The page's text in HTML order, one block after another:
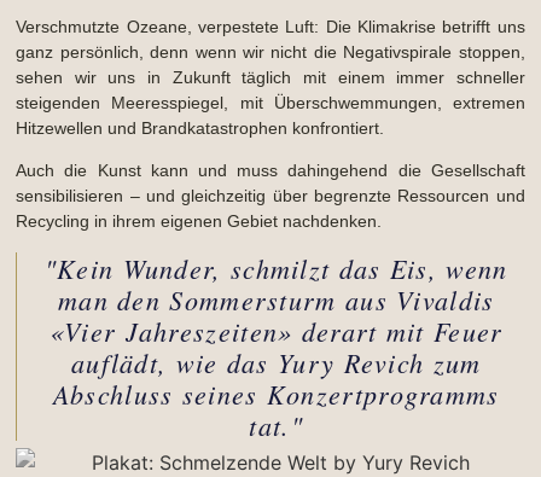
Verschmutzte Ozeane, verpestete Luft: Die Klimakrise betrifft uns
ganz persönlich, denn wenn wir nicht die Negativspirale stoppen,
sehen wir uns in Zukunft täglich mit einem immer schneller
steigenden Meeresspiegel, mit Überschwemmungen, extremen
Hitzewellen und Brandkatastrophen konfrontiert.
Auch die Kunst kann und muss dahingehend die Gesellschaft
sensibilisieren – und gleichzeitig über begrenzte Ressourcen und
Recycling in ihrem eigenen Gebiet nachdenken.
"Kein Wunder, schmilzt das Eis, wenn
man den Sommersturm aus Vivaldis
«Vier Jahreszeiten» derart mit Feuer
auflädt, wie das Yury Revich zum
Abschluss seines Konzertprogramms
tat."